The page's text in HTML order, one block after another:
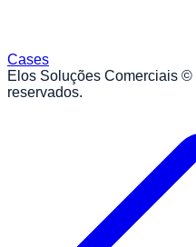
Cases
Elos Soluções Comerciais ©
reservados.